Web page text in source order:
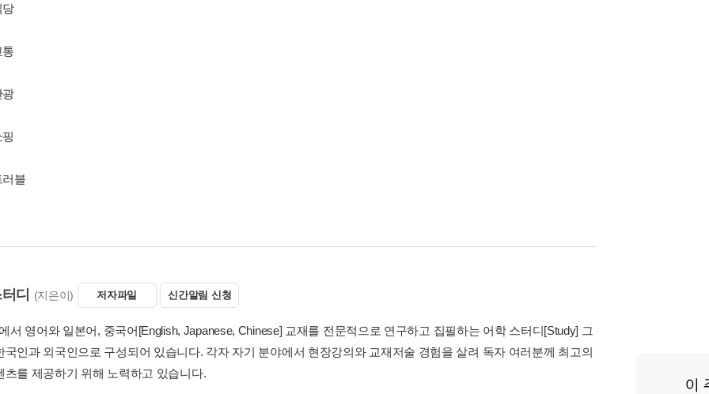
당
통
광
러블
디 (지은이) 저자파일 신간알림 신청
서 영어와 일본어, 중국어[English, Japanese, Chinese] 교재를 전문적으로 연구하고 집필하는 어학 스터디[Study] 그
국인과 외국인으로 구성되어 있습니다. 각자 자기 분야에서 현장강의와 교재저술 경험을 살려 독자 여러분께 최고의
츠를 제공하기 위해 노력하고 있습니다.